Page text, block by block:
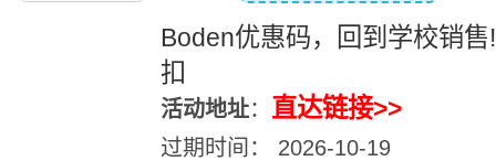
Boden优惠码，回到学校销
扣
活动地址： 直达链接>>
过期时间： 2026-10-19